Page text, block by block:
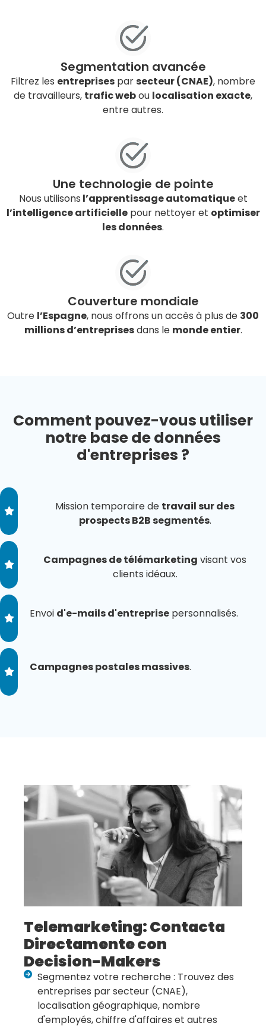
Segmentation avancée
Filtrez les entreprises parsecteur (CNAE), nombre
de travailleurs, trafic webou localisation exacte,
entre autres.
Une technologie de pointe
Nous utilisons l’apprentissage automatiqueet
l’intelligence artificiellepour nettoyer et optimiser
les données.
Couverture mondiale
Outre l’Espagne, nous offrons un accès à plus de 300
millions d’entreprisesdans le monde entier.
Comment pouvez-vous utiliser
notre base de données
d'entreprises ?
Mission temporaire de travail sur des
prospects B2B segmentés.
Campagnes de télémarketing visant vos
clients idéaux.
Envoi d'e-mails d'entreprise personnalisés.
Campagnes postales massives.
Telemarketing: Contacta
Directamente con
Decision-Makers
Segmentez votre recherche : Trouvez des
entreprises par secteur (CNAE),
localisation géographique, nombre
d'employés, chiffre d'affaires et autres